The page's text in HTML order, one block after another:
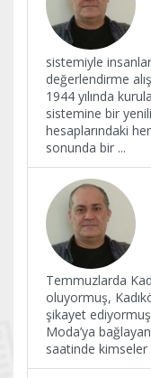
sistemiyle
değerlendirme
1944 yılında
sistemine bir
hesaplarındaki
sonunda bir ...
Temmuzlarda
oluyormuş,
şikayet ediyormuş
Moda’ya
saatinde